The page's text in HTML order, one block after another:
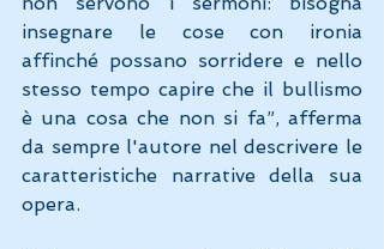
insegnare le cose con ironia
affinché possano sorridere e nello
stesso tempo capire che il bullismo
è una cosa che non si fa”, afferma
da sempre l'autore nel descrivere le
caratteristiche narrative della sua
opera.